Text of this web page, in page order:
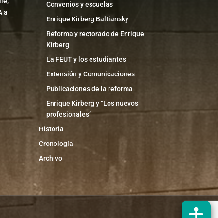
a
Convenios y escuelas
Enrique Kirberg Baltiansky
Reforma y rectorado de Enrique
Kirberg
La FEUT y los estudiantes
Extensión y Comunicaciones
Publicaciones de la reforma
Enrique Kirberg y “Los nuevos
profesionales”
Historia
Cronología
Archivo